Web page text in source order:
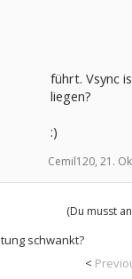
führt. Vsync
liegen?
:)
Cemil120, 21.
(Du musst
schwankt?
<